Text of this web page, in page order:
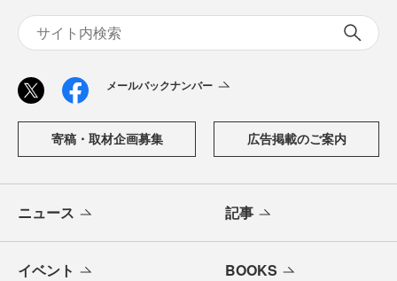
メールバックナンバー
寄稿・取材企画募集 広告掲載のご案内
ニュース 記事
イベント BOOKS